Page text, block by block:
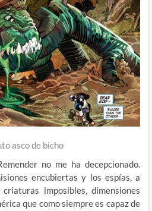
asco de bicho
no me ha decepcionado.
encubiertas y los espías, a
imposibles, dimensiones
que como siempre es capaz de